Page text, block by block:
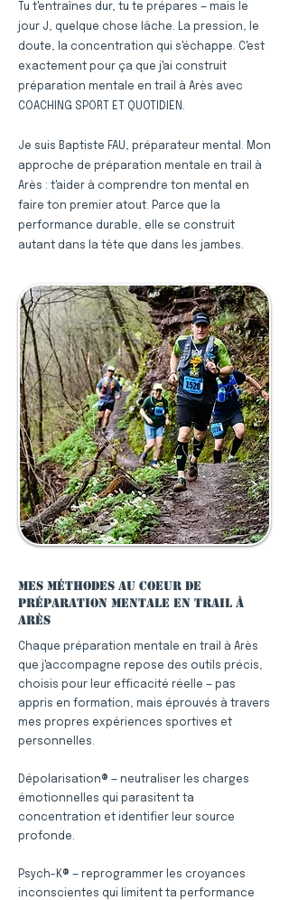
Tu t'entraînes dur, tu te prépares — mais le
jour J, quelque chose lâche. La pression, le
doute, la concentration qui s'échappe. C'est
exactement pour ça que j'ai construit
préparation mentale en trail à Arès avec
COACHING SPORT ET QUOTIDIEN.
Je suis Baptiste FAU, préparateur mental. Mon
approche de préparation mentale en trail à
Arès : t'aider à comprendre ton mental en
faire ton premier atout. Parce que la
performance durable, elle se construit
autant dans la tête que dans les jambes.
Mes méthodes au coeur de
préparation mentale en trail à
Arès
Chaque préparation mentale en trail à Arès
que j'accompagne repose des outils précis,
choisis pour leur efficacité réelle — pas
appris en formation, mais éprouvés à travers
mes propres expériences sportives et
personnelles.
Dépolarisation® — neutraliser les charges
émotionnelles qui parasitent ta
concentration et identifier leur source
profonde.
Psych-K® — reprogrammer les croyances
inconscientes qui limitent ta performance